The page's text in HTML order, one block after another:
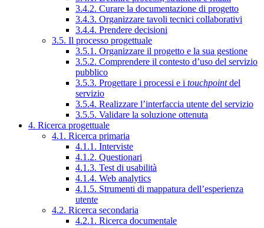
3.4.2. Curare la documentazione di progetto
3.4.3. Organizzare tavoli tecnici collaborativi
3.4.4. Prendere decisioni
3.5. Il processo progettuale
3.5.1. Organizzare il progetto e la sua gestione
3.5.2. Comprendere il contesto d’uso del servizio
pubblico
3.5.3. Progettare i processi e i touchpointdel
servizio
3.5.4. Realizzare l’interfaccia utente del servizio
3.5.5. Validare la soluzione ottenuta
4. Ricerca progettuale
4.1. Ricerca primaria
4.1.1. Interviste
4.1.2. Questionari
4.1.3. Test di usabilità
4.1.4. Web analytics
4.1.5. Strumenti di mappatura dell’esperienza
utente
4.2. Ricerca secondaria
4.2.1. Ricerca documentale